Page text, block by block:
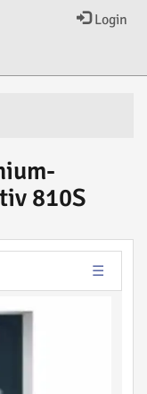
Login
810S